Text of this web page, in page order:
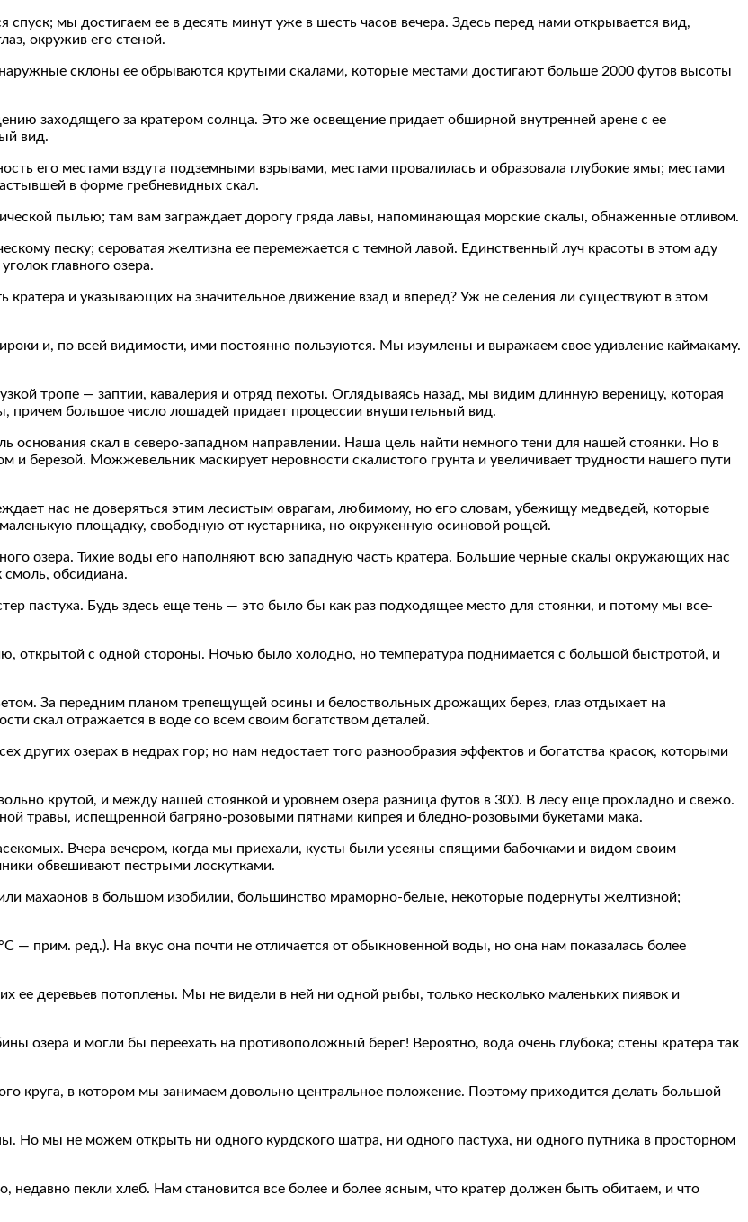
спуск; мы достигаем ее в десять минут уже в шесть часов вечера. Здесь перед нами открывается вид,
окружив его стеной.
наружные склоны ее обрываются крутыми скалами, которые местами достигают больше 2000 футов высоты
заходящего за кратером солнца. Это же освещение придает обширной внутренней арене с ее
вид.
его местами вздута подземными взрывами, местами провалилась и образовала глубокие ямы; местами
в форме гребневидных скал.
пылью; там вам заграждает дорогу гряда лавы, напоминающая морские скалы, обнаженные отливом.
песку; сероватая желтизна ее перемежается с темной лавой. Единственный луч красоты в этом аду
главного озера.
кратера и указывающих на значительное движение взад и вперед? Уж не селения ли существуют в этом
и, по всей видимости, ими постоянно пользуются. Мы изумлены и выражаем свое удивление каймакаму.
тропе — заптии, кавалерия и отряд пехоты. Оглядываясь назад, мы видим длинную вереницу, которая
причем большое число лошадей придает процессии внушительный вид.
скал в северо-западном направлении. Наша цель найти немного тени для нашей стоянки. Но в
и березой. Можжевельник маскирует неровности скалистого грунта и увеличивает трудности нашего пути
нас не доверяться этим лесистым оврагам, любимому, но его словам, убежищу медведей, которые
площадку, свободную от кустарника, но окруженную осиновой рощей.
озера. Тихие воды его наполняют всю западную часть кратера. Большие черные скалы окружающих нас
смоль, обсидиана.
пастуха. Будь здесь еще тень — это было бы как раз подходящее место для стоянки, и потому мы все-
открытой с одной стороны. Ночью было холодно, но температура поднимается с большой быстротой, и
За передним планом трепещущей осины и белоствольных дрожащих берез, глаз отдыхает на
скал отражается в воде со всем своим богатством деталей.
других озерах в недрах гор; но нам недостает того разнообразия эффектов и богатства красок, которыми
крутой, и между нашей стоянкой и уровнем озера разница футов в 300. В лесу еще прохладно и свежо.
травы, испещренной багряно-розовыми пятнами кипрея и бледно-розовыми букетами мака.
Вчера вечером, когда мы приехали, кусты были усеяны спящими бабочками и видом своим
обвешивают пестрыми лоскутками.
махаонов в большом изобилии, большинство мраморно-белые, некоторые подернуты желтизной;
— прим. ред.). На вкус она почти не отличается от обыкновенной воды, но она нам показалась более
ее деревьев потоплены. Мы не видели в ней ни одной рыбы, только несколько маленьких пиявок и
озера и могли бы переехать на противоположный берег! Вероятно, вода очень глубока; стены кратера так
круга, в котором мы занимаем довольно центральное положение. Поэтому приходится делать большой
мы не можем открыть ни одного курдского шатра, ни одного пастуха, ни одного путника в просторном
пекли хлеб. Нам становится все более и более ясным, что кратер должен быть обитаем, и что